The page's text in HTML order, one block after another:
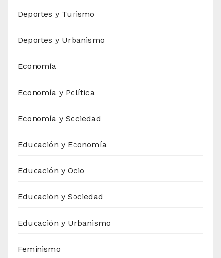
Deportes y Turismo
Deportes y Urbanismo
Economía
Economía y Política
Economía y Sociedad
Educación y Economía
Educación y Ocio
Educación y Sociedad
Educación y Urbanismo
Feminismo